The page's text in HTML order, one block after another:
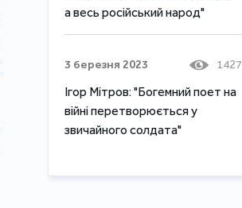
а весь російський народ"
3 березня 2023 1427
Ігор Мітров: "Богемний поет на
війні перетворюється у
звичайного солдата"